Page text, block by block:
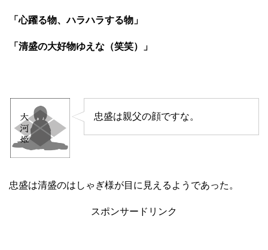
「心躍る物、ハラハラする物」
「清盛の大好物ゆえな（笑笑）」
忠盛は親父の顔ですな。
忠盛は清盛のはしゃぎ様が目に見えるようであった。
スポンサードリンク